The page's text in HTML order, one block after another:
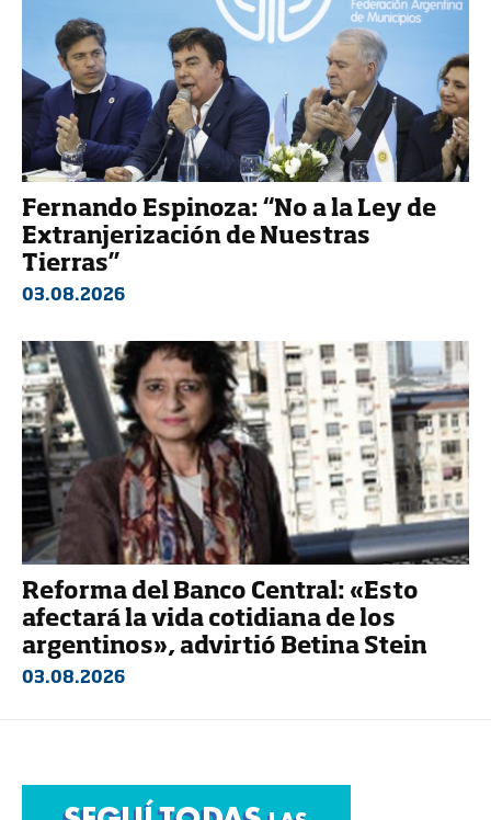
Fernando Espinoza: “No a la Ley de
Extranjerización de Nuestras
Tierras”
03.08.2026
Reforma del Banco Central: «Esto
afectará la vida cotidiana de los
argentinos», advirtió Betina Stein
03.08.2026